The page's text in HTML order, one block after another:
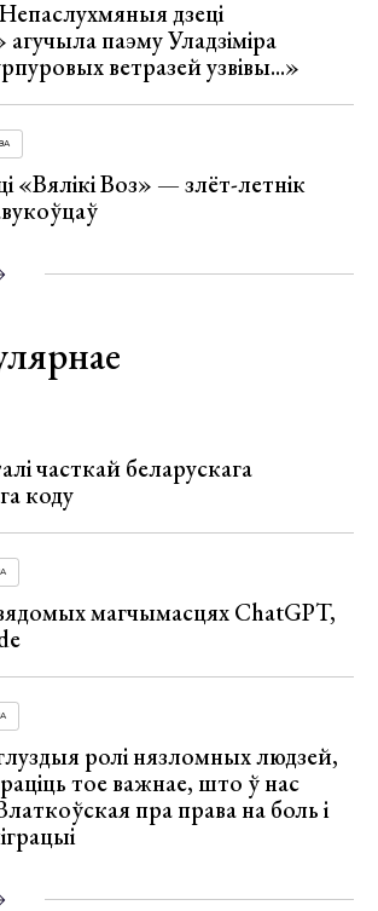
дзеці
паэму Уладзіміра
ветразей узвівы...»
«Вялікі Воз» — злёт-летнік
часткай беларускага
коду
магчымасцях ChatGPT,
ролі нязломных людзей,
тое важнае, што ў нас
пра права на боль і